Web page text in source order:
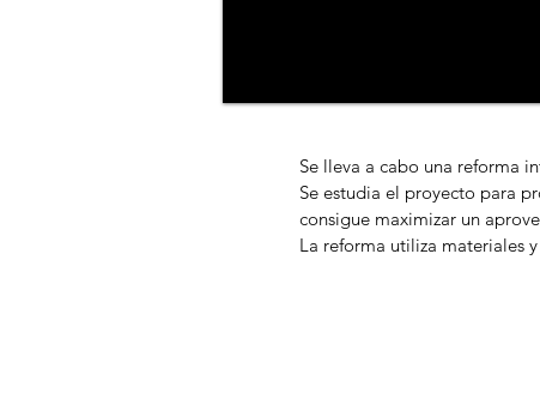
Se lleva a cabo una reforma
Se estudia el proyecto para
consigue maximizar un
La reforma utiliza materiales